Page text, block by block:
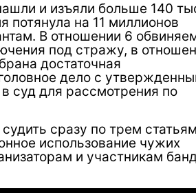
и изъяли больше 140
потянула на 11 миллионов
В отношении 6
под стражу, в
достаточная
дело с
суд для рассмотрения по
сразу по трем
использование чужих
и участникам